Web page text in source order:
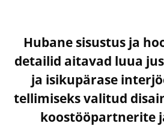
Hubane sisustus ja
detailid aitavad luua
ja isikupärase
tellimiseks valitud
koostööpartnerite